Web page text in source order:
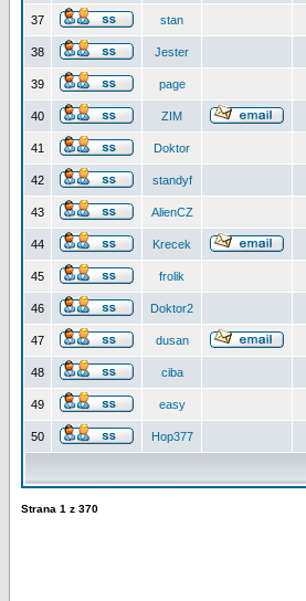
37 stan
38 Jester
39 page
40 ZIM
41 Doktor
42 standyf
43 AlienCZ
44 Krecek
45 frolik
46 Doktor2
47 dusan
48 ciba
49 easy
50 Hop377
Strana 1 z 370